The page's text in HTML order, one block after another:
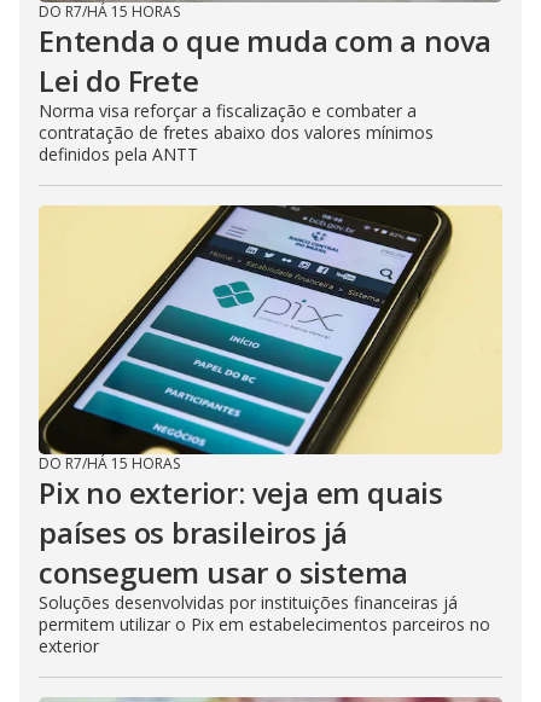
DO R7/HÁ 15 HORAS
Entenda o que muda com a nova
Lei do Frete
Norma visa reforçar a fiscalização e combater a
contratação de fretes abaixo dos valores mínimos
definidos pela ANTT
DO R7/HÁ 15 HORAS
Pix no exterior: veja em quais
países os brasileiros já
conseguem usar o sistema
Soluções desenvolvidas por instituições financeiras já
permitem utilizar o Pix em estabelecimentos parceiros no
exterior